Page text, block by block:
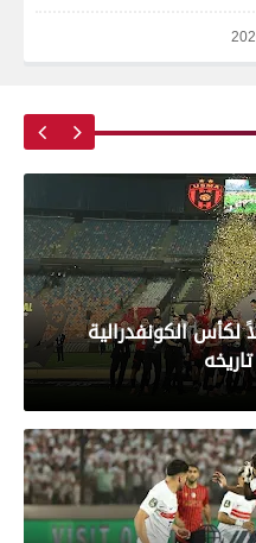
لكأس الكونفدرالية
لقطات الشوط
العاصمة الجزائري فى